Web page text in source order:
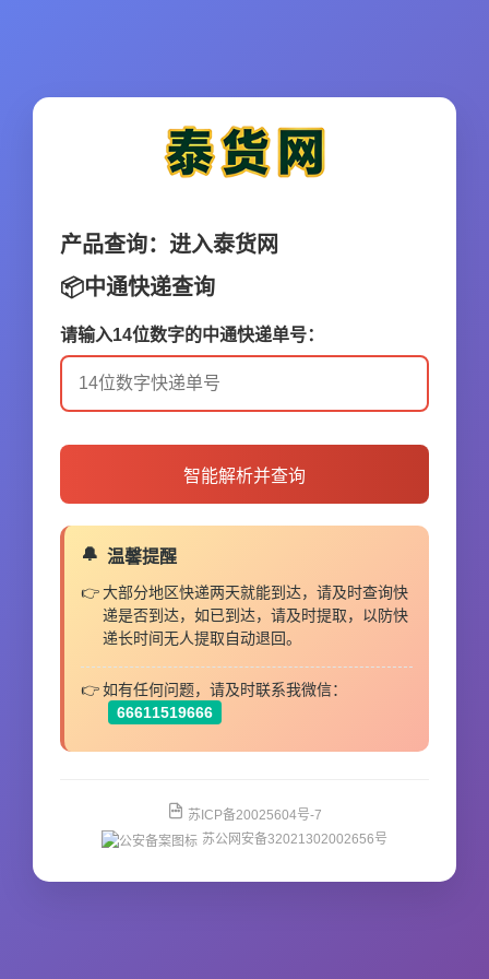
产品查询：进入泰货网
📦中通快递查询
请输入14位数字的中通快递单号：
智能解析并查询
温馨提醒
大部分地区快递两天就能到达，请及时查询快
递是否到达，如已到达，请及时提取，以防快
递长时间无人提取自动退回。
如有任何问题，请及时联系我微信：
66611519666
苏ICP备20025604号-7
苏公网安备32021302002656号